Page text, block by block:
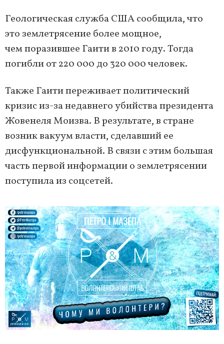
Геологическая служба США сообщила, что
это землетрясение более мощное,
чем поразившее Гаити в 2010 году. Тогда
погибли от 220 000 до 320 000 человек.
Также Гаити переживает политический
кризис из-за недавнего убийства президента
Жовенеля Моизва. В результате, в стране
возник вакуум власти, сделавший ее
дисфункциональной. В связи с этим большая
часть первой информации о землетрясении
поступила из соцсетей.